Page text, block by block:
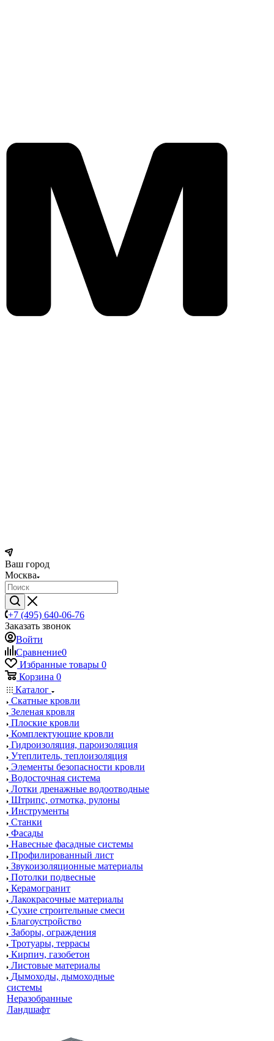
Ваш город
Москва
+7 (495) 640-06-76
Заказать звонок
Войти
Сравнение0
Избранные товары 0
Корзина 0
Каталог
Скатные кровли
Зеленая кровля
Плоские кровли
Комплектующие кровли
Гидроизоляция, пароизоляция
Утеплитель, теплоизоляция
Элементы безопасности кровли
Водосточная система
Лотки дренажные водоотводные
Штрипс, отмотка, рулоны
Инструменты
Станки
Фасады
Навесные фасадные системы
Профилированный лист
Звукоизоляционные материалы
Потолки подвесные
Керамогранит
Лакокрасочные материалы
Сухие строительные смеси
Благоустройство
Заборы, ограждения
Тротуары, террасы
Кирпич, газобетон
Листовые материалы
Дымоходы, дымоходные
системы
Неразобранные
Ландшафт